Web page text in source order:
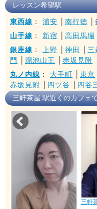
レッスン希望駅
東西線 ： 浦安 南行徳
山手線 ： 新宿 高田馬場
銀座線 ： 上野 神田 三
門
溜池山王
赤坂見附
丸ノ内線 ： 大手町 東京
赤坂見附
四ツ谷 四谷
三軒茶屋 駅近くのカフェ
三軒